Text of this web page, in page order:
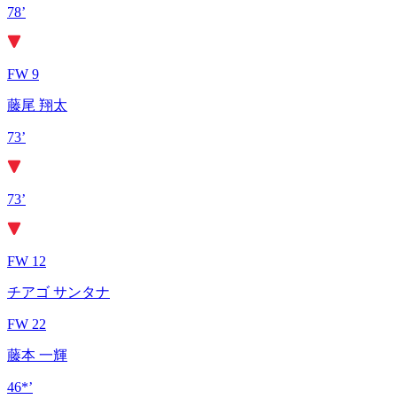
78’
FW 9
藤尾 翔太
73’
73’
FW 12
チアゴ サンタナ
FW 22
藤本 一輝
46*’